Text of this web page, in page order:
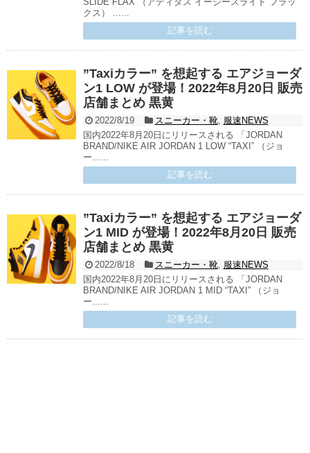
クス） ......
記事を読む
”Taxiカラー” を想起する エアジョーダ
ン1 LOW が登場！2022年8月20日 販売
店舗まとめ 黒黄
2022/8/19 スニーカー・靴, 服速NEWS
国内2022年8月20日にリリースされる 「JORDAN
BRAND/NIKE AIR JORDAN 1 LOW “TAXI” （ジョ
ー......
記事を読む
”Taxiカラー” を想起する エアジョーダ
ン1 MID が登場！2022年8月20日 販売
店舗まとめ 黒黄
2022/8/18 スニーカー・靴, 服速NEWS
国内2022年8月20日にリリースされる 「JORDAN
BRAND/NIKE AIR JORDAN 1 MID “TAXI” （ジョ
ー......
記事を読む